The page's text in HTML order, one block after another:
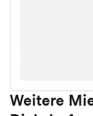
Weitere